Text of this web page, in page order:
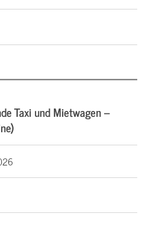
Taxi und Mietwagen –